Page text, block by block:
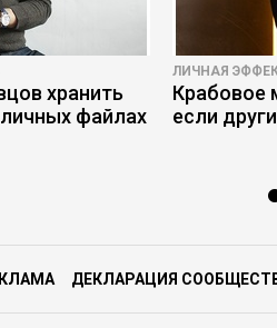
хранить
файлах
ЛИЧНАЯ
Крабовое
если
ДЕКЛАРАЦИЯ